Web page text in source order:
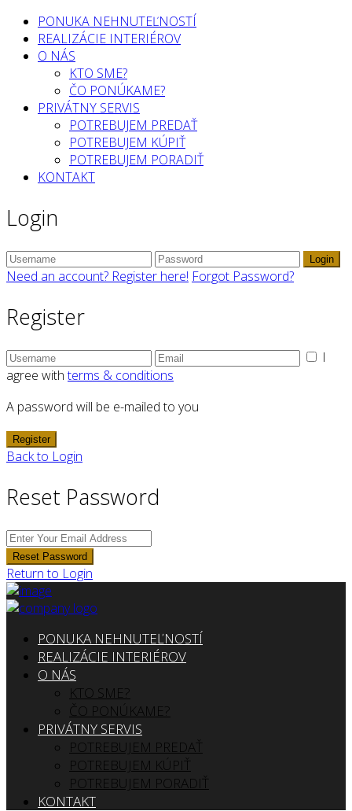
PONUKA NEHNUTEĽNOSTÍ
REALIZÁCIE INTERIÉROV
O NÁS
KTO SME?
ČO PONÚKAME?
PRIVÁTNY SERVIS
POTREBUJEM PREDAŤ
POTREBUJEM KÚPIŤ
POTREBUJEM PORADIŤ
KONTAKT
Login
Login
Need an account? Register here! Forgot Password?
Register
I
agree withterms & conditions
A password will be e-mailed to you
Register
Back to Login
Reset Password
Reset Password
Return to Login
PONUKA NEHNUTEĽNOSTÍ
REALIZÁCIE INTERIÉROV
O NÁS
KTO SME?
ČO PONÚKAME?
PRIVÁTNY SERVIS
POTREBUJEM PREDAŤ
POTREBUJEM KÚPIŤ
POTREBUJEM PORADIŤ
KONTAKT